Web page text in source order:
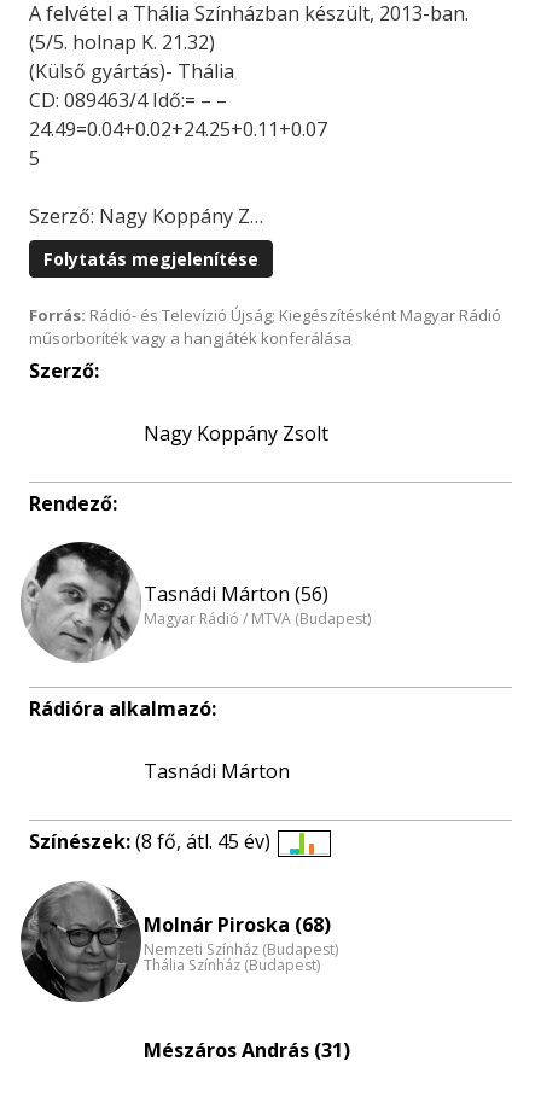
A felvétel a Thália Színházban készült, 2013-ban.
(5/5. holnap K. 21.32)
(Külső gyártás)- Thália
CD: 089463/4 Idő:= – –
24.49=0.04+0.02+24.25+0.11+0.07
5
Szerző: Nagy Koppány Z…
Folytatás megjelenítése
Forrás: Rádió- és Televízió Újság; Kiegészítésként Magyar Rádió
műsorboríték vagy a hangjáték konferálása
Szerző:
Nagy Koppány Zsolt
Rendező:
Tasnádi Márton (56)
Magyar Rádió / MTVA (Budapest)
Rádióra alkalmazó:
Tasnádi Márton
Színészek:(8 fő, átl. 45 év)
nagyítása
Molnár Piroska (68)
Nemzeti Színház (Budapest)
Thália Színház (Budapest)
Mészáros András (31)